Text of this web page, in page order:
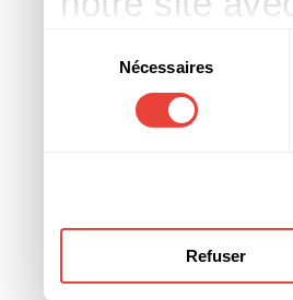
d'autres
ont
consentement
Nécessaires
Refuser